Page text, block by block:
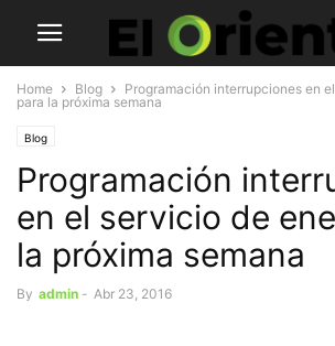
Home Blog
Programación interrupciones en
para la próxima semana
Blog
Programación
en el servicio de
la próxima semana
By admin - Abr 23, 2016